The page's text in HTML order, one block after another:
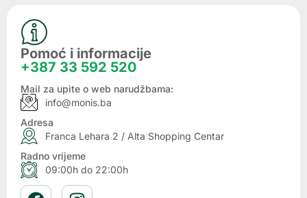
Pomoć i informacije
+387 33 592 520
Mail za upite o web narudžbama:
info@monis.ba
Adresa
Franca Lehara 2 / Alta Shopping Centar
Radno vrijeme
09:00h do 22:00h